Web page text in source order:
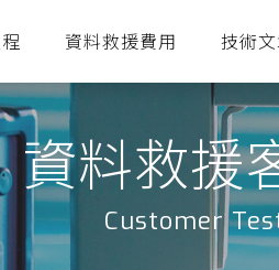
資料救援費用 技術
資料救援
Customer